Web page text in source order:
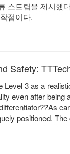
스트림을 제시했
점이다.
Safety:
Level 3 as a
even after
positioned.